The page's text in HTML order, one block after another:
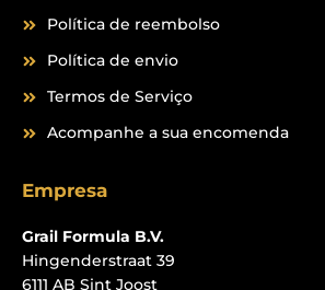
Política de reembolso
Política de envio
Termos de Serviço
Acompanhe a sua encomenda
Empresa
Grail Formula B.V.
Hingenderstraat 39
6111 AB Sint Joost